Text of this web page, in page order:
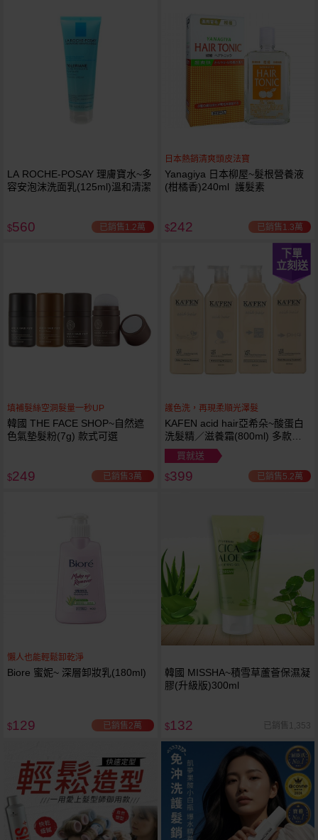
LA ROCHE-POSAY 理膚寶水~多
容安泡沫洗面乳(125ml)溫和清潔
$560 已銷售1.2萬
日本熱銷清爽頭皮法寶
Yanagiya 日本柳屋~髮根營養液
(柑橘香)240ml 護髮素
$242 已銷售1.3萬
填補髮絲空洞髮量一秒UP
韓國 THE FACE SHOP~自然遮
色氣墊髮粉(7g) 款式可選
$249 已銷售3萬
下單
立刻送
護色洗，再現柔順光澤髮
KAFEN acid hair亞希朵~酸蛋白
洗髮精／滋養霜(800ml) 多款可
選
買就送
$399 已銷售5.2萬
懶人也能輕鬆卸乾淨
Biore 蜜妮~ 深層卸妝乳(180ml)
$129 已銷售2萬
韓國 MISSHA~積雪草蘆薈保濕凝
膠(升級版)300ml
$132 已銷售1,353